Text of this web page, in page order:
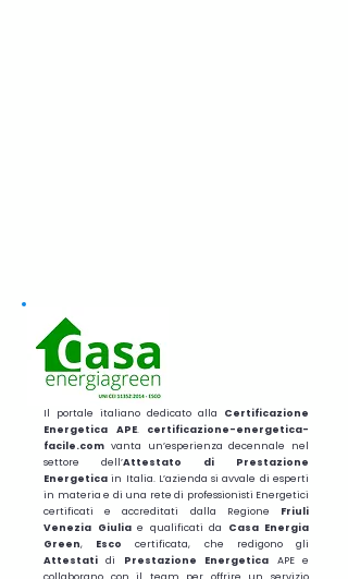
Il portale italiano dedicato alla Certificazione
Energetica APE. certificazione-energetica-
facile.com vanta un’esperienza decennale nel
settore dell’Attestato di Prestazione
Energetica in Italia. L’azienda si avvale di esperti
in materia e di una rete di professionisti Energetici
certificati e accreditati dalla Regione Friuli
Venezia Giuliae qualificati da
Casa Energia
Green, Escocertificata, che redigono gli
Attestatidi Prestazione Energetica APE e